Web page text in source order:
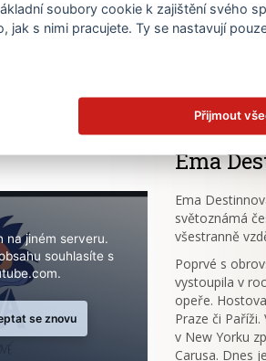
na jiném serveru.
souhlasíte s
se znovu
Ema
Ema
světoznámá
všestranně
Poprvé s
vystoupila v
opeře.
Praze či
v New Yorku
Carusa. Dnes
soubory cookie k zajištění svého
s nimi pracujete. Ty se nastavují
Přijmout